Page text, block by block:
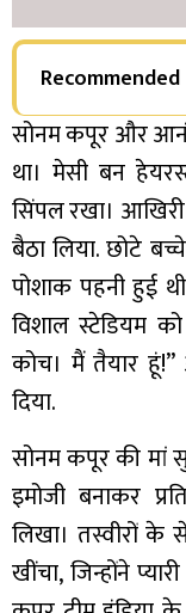
Recommended
सोनम कपूर और
था। मेसी बन
सिंपल रखा।
बैठा लिया. छोटे
पोशाक पहनी हुई
विशाल स्टेडियम
कोच। मैं तैयार
दिया.
सोनम कपूर की मां
इमोजी बनाकर
लिखा। तस्वीरों के
खींचा, जिन्होंने